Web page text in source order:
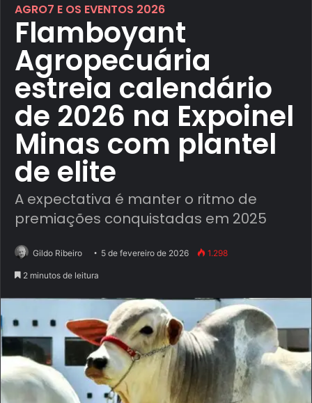
AGRO7 E OS EVENTOS 2026
Flamboyant
Agropecuária
estreia calendário
de 2026 na Expoinel
Minas com plantel
de elite
A expectativa é manter o ritmo de
premiações conquistadas em 2025
Gildo Ribeiro 5 de fevereiro de 2026 1.298
2 minutos de leitura